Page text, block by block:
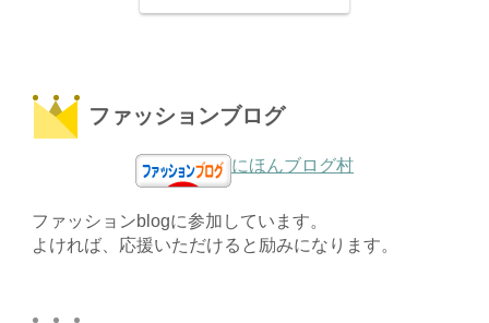
ファッションブログ
にほんブログ村
ファッションblogに参加しています。
よければ、応援いただけると励みになります。